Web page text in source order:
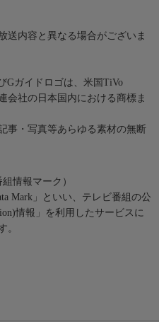
送内容と異なる場合がございま
Gガイドロゴは、米国TiVo
会社の日本国内における商標ま
事・写真等あらゆる素材の無断
情報マーク）
Mark」といい、テレビ番組の公
情報」を利用したサービスに
。